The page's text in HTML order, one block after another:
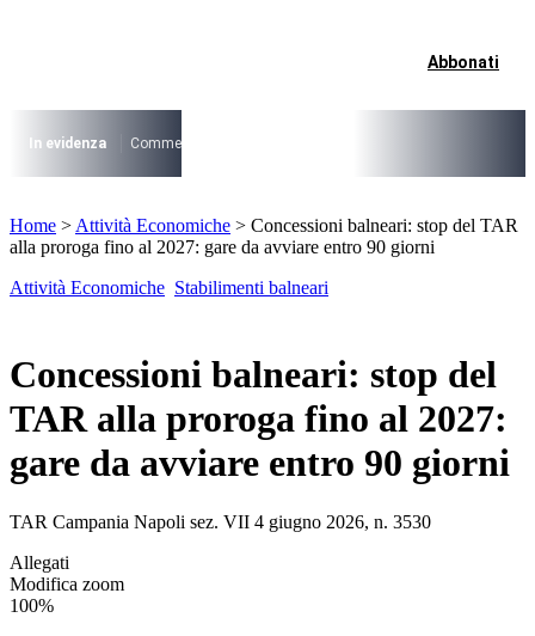
I più cercati
Lorem ipsum dolor sit amet consectetur
Lorem ipsum dolor sit amet consectetur
Abbonati
In evidenza Commercio su aree pubbliche
Lorem ipsum dolor sit amet consectetur
Home > Attività Economiche > Concessioni balneari: stop del TAR
alla proroga fino al 2027: gare da avviare entro 90 giorni
Attività Economiche Stabilimenti balneari
Concessioni balneari: stop del
TAR alla proroga fino al 2027:
gare da avviare entro 90 giorni
TAR Campania Napoli sez. VII 4 giugno 2026, n. 3530
Allegati
Modifica zoom
100%